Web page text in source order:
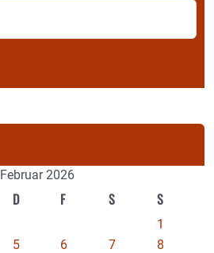
Februar 2026
D F S S
1
5 6 7
8